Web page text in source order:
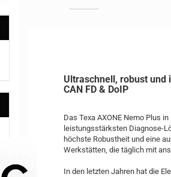
Ultraschnell, robust
CAN FD & DoIP
Das Texa AXONE Nemo Plus
leistungsstärksten Diagnose-
höchste Robustheit und eine
Werkstätten, die täglich mit
In den letzten Jahren hat die